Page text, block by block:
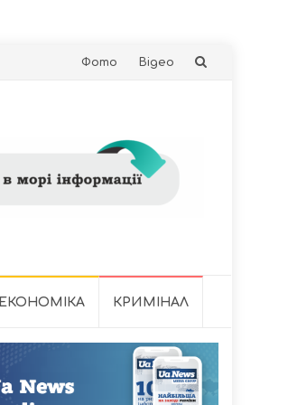
Skip
Фото Відео
ЕКОНОМІКА КРИМІНАЛ